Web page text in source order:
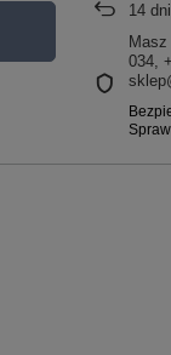
14
034,